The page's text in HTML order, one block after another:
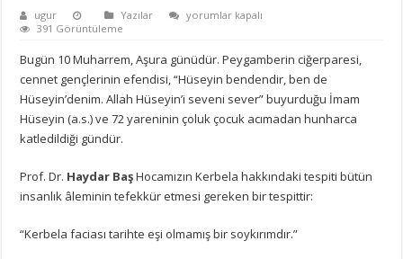
ugur Yazılar
Kerbela,
ve
milat
için
yorumlar kapalı
391 Görüntüleme
Bugün 10 Muharrem, Aşura günüdür. Peygamberin ciğerparesi,
cennet gençlerinin efendisi, “Hüseyin bendendir, ben de
Hüseyin’denim. Allah Hüseyin’i seveni sever” buyurduğu İmam
Hüseyin (a.s.) ve 72 yareninin çoluk çocuk acımadan hunharca
katledildiği gündür.
Prof. Dr. Haydar BaşHocamızın Kerbela hakkındaki tespiti bütün
insanlık âleminin tefekkür etmesi gereken bir tespittir:
“Kerbela faciası tarihte eşi olmamış bir soykırımdır.”